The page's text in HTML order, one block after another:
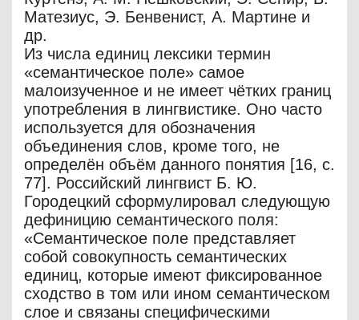
Матезиус, Э. Бенвенист, А. Мартине и
др.
Из числа единиц лексики термин
«семантическое поле» самое
малоизученное и не имеет чётких границ
употребления в лингвистике. Оно часто
используется для обозначения
объединения слов, кроме того, не
определён объём данного понятия [16, с.
77]. Российский лингвист Б. Ю.
Городецкий сформулировал следующую
дефиницию семантического поля:
«Семантическое поле представляет
собой совокупность семантических
единиц, которые имеют фиксированное
сходство в том или ином семантическом
слое и связаны специфическими